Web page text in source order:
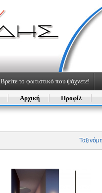
Βρείτε το φωτιστικό που ψάχνετε!
Αρχική Προφίλ